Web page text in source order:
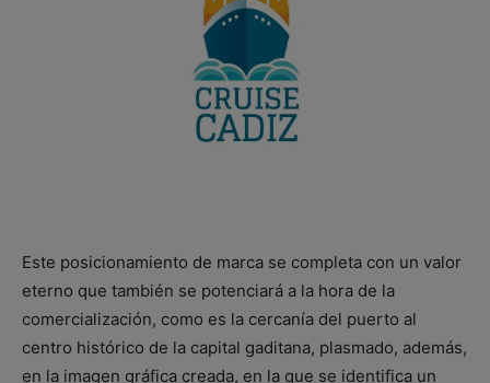
Este posicionamiento de marca se completa con un valor
eterno que también se potenciará a la hora de la
comercialización, como es la cercanía del puerto al
centro histórico de la capital gaditana, plasmado, además,
en la imagen gráfica creada, en la que se identifica un